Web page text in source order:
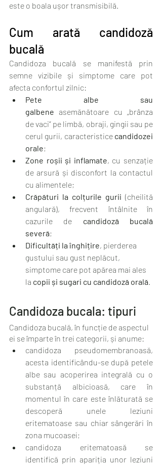
este o boala ușor transmisibilă.
Cum arată candidoză
bucală
Candidoza bucală se manifestă prin
semne vizibile și simptome care pot
afecta confortul zilnic:
Pete albe sau
galbene asemănătoare cu „brânza
de vaci” pe limbă, obraji, gingii sau pe
cerul gurii, caracteristice candidozei
orale;
Zone roșii și inflamate, cu senzație
de arsură și disconfort la contactul
cu alimentele;
Crăpături la colțurile gurii (cheilită
angulară), frecvent întâlnite în
cazurile de candidoză bucală
severă;
Dificultăți la înghițire, pierderea
gustului sau gust neplăcut,
simptome care pot apărea mai ales
la copii și sugari cu candidoză orală.
Candidoza bucala: tipuri
Candidoza bucală, în funcție de aspectul
ei se împarte în trei categorii, și anume:
candidoza pseudomembranoasă,
acesta identificându-se după petele
albe sau acoperirea integrală cu o
substanță albicioasă, care în
momentul în care este înlăturată se
descoperă unele leziuni
eritematoase sau chiar sângerări în
zona mucoasei;
candidoza eritematoasă se
identifică prin apariția unor leziuni